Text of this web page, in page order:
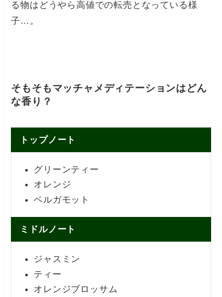
る物はどうやら高値での転売となっている様
子…。
そもそもマッチャメディテーションはどん
な香り？
トップノート
グリーンティー
オレンジ
ベルガモット
ミドルノート
ジャスミン
ティー
オレンジブロッサム